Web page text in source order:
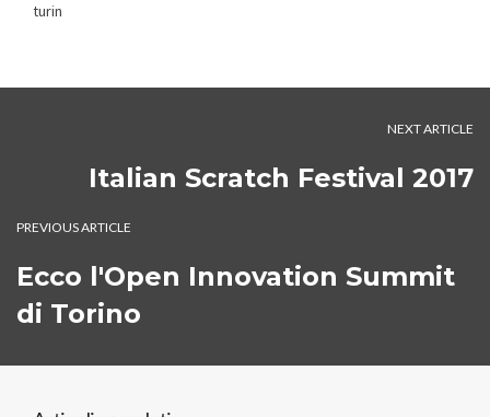
turin
NEXT ARTICLE
Italian Scratch Festival 2017
PREVIOUS ARTICLE
Ecco l'Open Innovation Summit
di Torino